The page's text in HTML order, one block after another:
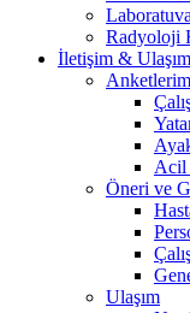
Radyoloji
İletişim & Ulaşım
Acil
Öneri ve
Ulaşım